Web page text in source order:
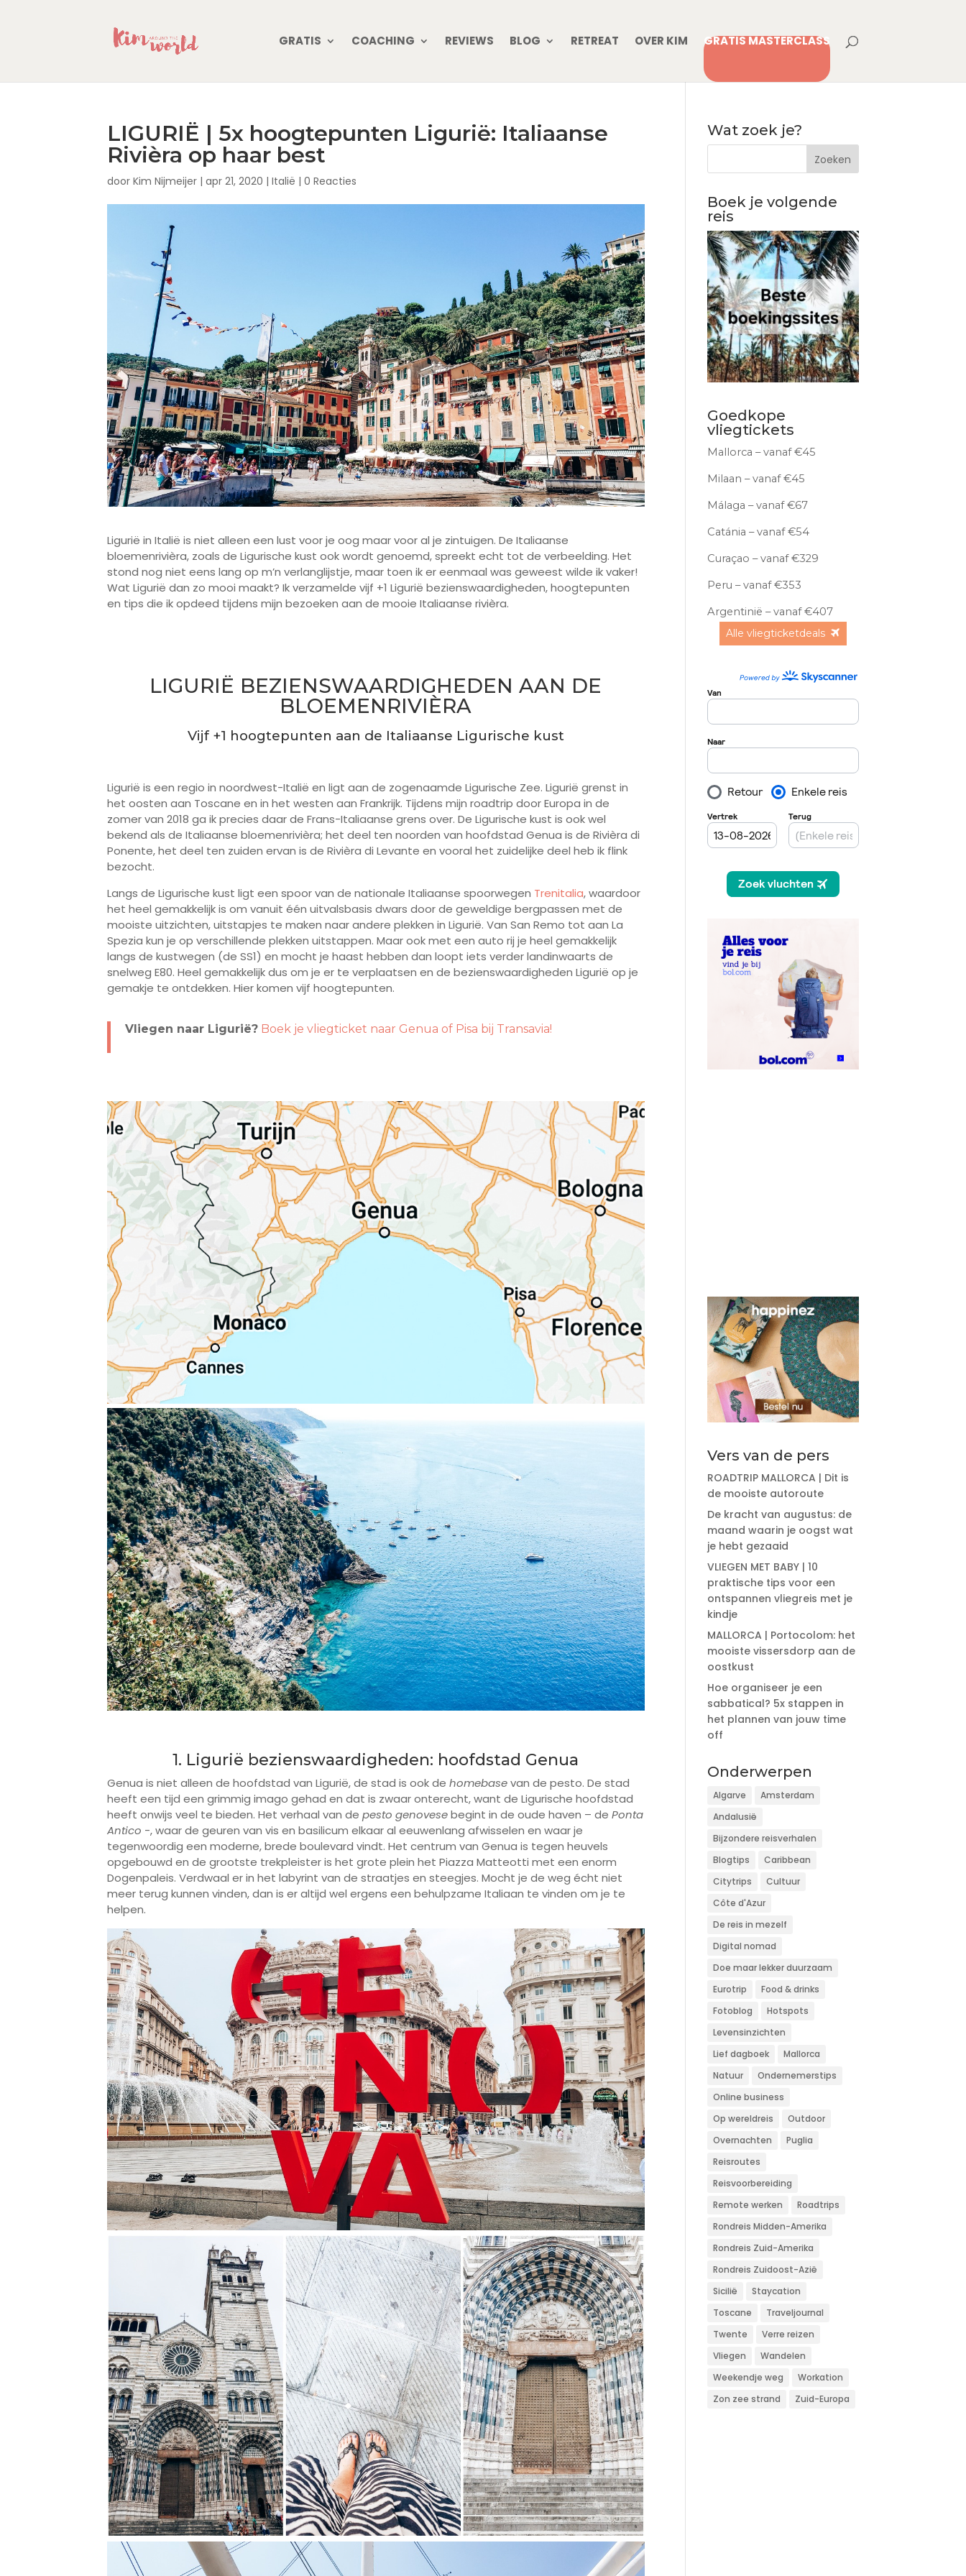
GRATIS COACHING REVIEWS BLOG RETREAT OVER KIM GRATIS MASTERCLASS
LIGURIË | 5x hoogtepunten Ligurië: Italiaanse
Rivièra op haar best
door Kim Nijmeijer | apr 21, 2020 | Italië | 0 Reacties
Ligurië in Italië is niet alleen een lust voor je oog maar voor al je zintuigen. De Italiaanse
bloemenrivièra, zoals de Ligurische kust ook wordt genoemd, spreekt echt tot de verbeelding. Het
stond nog niet eens lang op m’n verlanglijstje, maar toen ik er eenmaal was geweest wilde ik vaker!
Wat Ligurië dan zo mooi maakt? Ik verzamelde vijf +1 Ligurië bezienswaardigheden, hoogtepunten
en tips die ik opdeed tijdens mijn bezoeken aan de mooie Italiaanse rivièra.
LIGURIË BEZIENSWAARDIGHEDEN AAN DE
BLOEMENRIVIÈRA
Vijf +1 hoogtepunten aan de Italiaanse Ligurische kust
Ligurië is een regio in noordwest-Italië en ligt aan de zogenaamde Ligurische Zee. Ligurië grenst in
het oosten aan Toscane en in het westen aan Frankrijk. Tijdens mijn roadtrip door Europa in de
zomer van 2018 ga ik precies daar de Frans-Italiaanse grens over. De Ligurische kust is ook wel
bekend als de Italiaanse bloemenrivièra; het deel ten noorden van hoofdstad Genua is de Rivièra di
Ponente, het deel ten zuiden ervan is de Rivièra di Levante en vooral het zuidelijke deel heb ik flink
bezocht.
Langs de Ligurische kust ligt een spoor van de nationale Italiaanse spoorwegen Trenitalia, waardoor
het heel gemakkelijk is om vanuit één uitvalsbasis dwars door de geweldige bergpassen met de
mooiste uitzichten, uitstapjes te maken naar andere plekken in Ligurië. Van San Remo tot aan La
Spezia kun je op verschillende plekken uitstappen. Maar ook met een auto rij je heel gemakkelijk
langs de kustwegen (de SS1) en mocht je haast hebben dan loopt iets verder landinwaarts de
snelweg E80. Heel gemakkelijk dus om je er te verplaatsen en de bezienswaardigheden Ligurië op je
gemakje te ontdekken. Hier komen vijf hoogtepunten.
Vliegen naar Ligurië? Boek je vliegticket naar Genua of Pisa bij Transavia!
1. Ligurië bezienswaardigheden: hoofdstad Genua
Genua is niet alleen de hoofdstad van Ligurië, de stad is ook de homebasevan de pesto. De stad
heeft een tijd een grimmig imago gehad en dat is zwaar onterecht, want de Ligurische hoofdstad
heeft onwijs veel te bieden. Het verhaal van de pesto genovesebegint in de oude haven – de Ponta
Antico -, waar de geuren van vis en basilicum elkaar al eeuwenlang afwisselen en waar je
tegenwoordig een moderne, brede boulevard vindt. Het centrum van Genua is tegen heuvels
opgebouwd en de grootste trekpleister is het grote plein het Piazza Matteotti met een enorm
Dogenpaleis. Verdwaal er in het labyrint van de straatjes en steegjes. Mocht je de weg écht niet
meer terug kunnen vinden, dan is er altijd wel ergens een behulpzame Italiaan te vinden om je te
helpen.
Wat zoek je?
Boek je volgende
reis
Goedkope
vliegtickets
Mallorca – vanaf €45
Milaan – vanaf €45
Málaga – vanaf €67
Catánia – vanaf €54
Curaçao – vanaf €329
Peru – vanaf €353
Argentinië – vanaf €407
Alle vliegticketdeals
Vers van de pers
ROADTRIP MALLORCA | Dit is
de mooiste autoroute
De kracht van augustus: de
maand waarin je oogst wat
je hebt gezaaid
VLIEGEN MET BABY | 10
praktische tips voor een
ontspannen vliegreis met je
kindje
MALLORCA | Portocolom: het
mooiste vissersdorp aan de
oostkust
Hoe organiseer je een
sabbatical? 5x stappen in
het plannen van jouw time
off
Onderwerpen
Algarve
Amsterdam
Andalusië
Bijzondere reisverhalen
Blogtips
Caribbean
Citytrips
Cultuur
Côte d'Azur
De reis in mezelf
Digital nomad
Doe maar lekker duurzaam
Eurotrip
Food & drinks
Fotoblog
Hotspots
Levensinzichten
Lief dagboek
Mallorca
Natuur
Ondernemerstips
Online business
Op wereldreis
Outdoor
Overnachten
Puglia
Reisroutes
Reisvoorbereiding
Remote werken
Roadtrips
Rondreis Midden-Amerika
Rondreis Zuid-Amerika
Rondreis Zuidoost-Azië
Sicilië
Staycation
Toscane
Traveljournal
Twente
Verre reizen
Vliegen
Wandelen
Weekendje weg
Workation
Zon zee strand
Zuid-Europa